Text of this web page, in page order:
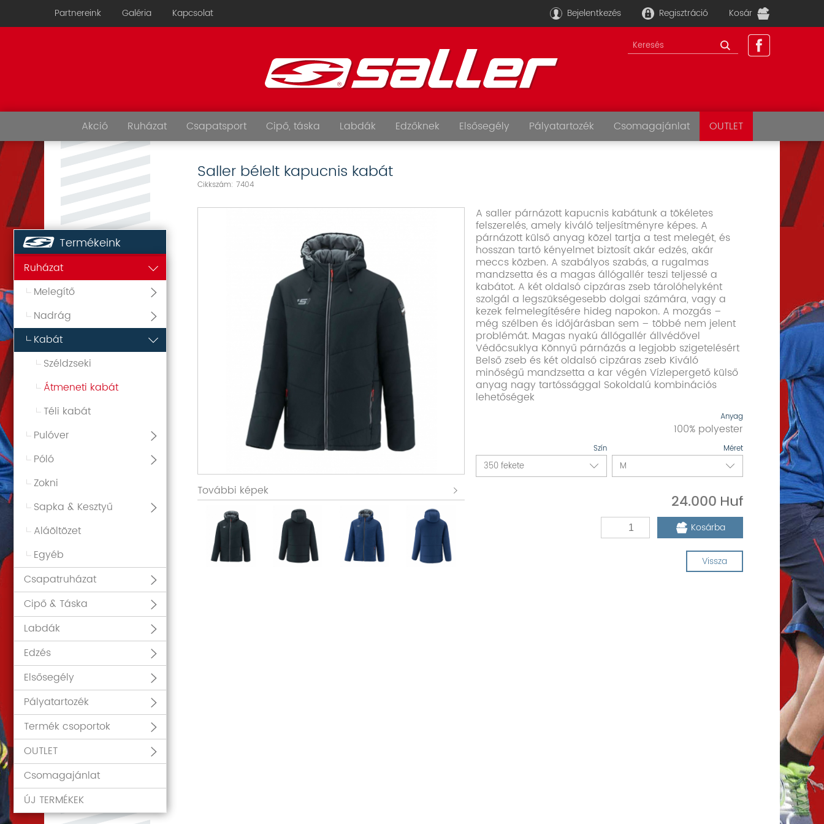
Partnereink Galéria Kapcsolat Bejelentkezés Regisztráció Kosár
Akció Ruházat Csapatsport Cipő, táska Labdák Edzőknek Elsősegély Pályatartozék Csomagajánlat OUTLET
Termékeink
Ruházat
Melegítő
Nadrág
Kabát
Széldzseki
Átmeneti kabát
Téli kabát
Pulóver
Póló
Zokni
Sapka & Kesztyű
Aláöltözet
Egyéb
Csapatruházat
Cipő & Táska
Labdák
Edzés
Elsősegély
Pályatartozék
Termék csoportok
OUTLET
Csomagajánlat
ÚJ TERMÉKEK
Saller bélelt kapucnis kabát
Cikkszám: 7404
További képek
A saller párnázott kapucnis kabátunk a tökéletes
felszerelés, amely kiváló teljesítményre képes. A
párnázott külső anyag közel tartja a test melegét, és
hosszan tartó kényelmet biztosít akár edzés, akár
meccs közben. A szabályos szabás, a rugalmas
mandzsetta és a magas állógallér teszi teljessé a
kabátot. A két oldalsó cipzáras zseb tárolóhelyként
szolgál a legszükségesebb dolgai számára, vagy a
kezek felmelegítésére hideg napokon. A mozgás –
még szélben és időjárásban sem – többé nem jelent
problémát. Magas nyakú állógallér állvédővel
Védőcsuklya Könnyű párnázás a legjobb szigetelésért
Belső zseb és két oldalsó cipzáras zseb Kiváló
minőségű mandzsetta a kar végén Vízlepergető külső
anyag nagy tartóssággal Sokoldalú kombinációs
lehetőségek
Szín Méret
Anyag
100% polyester
24.000
Kosárba
Vissza